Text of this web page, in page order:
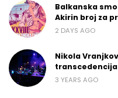
Balkanska
Akirin broj za
2 DAYS AGO
Nikola
3 YEARS AGO